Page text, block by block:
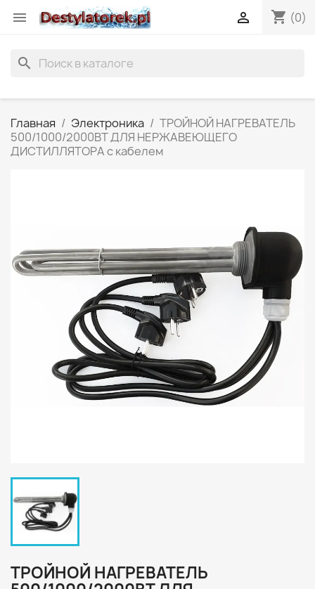
 shopping_cart (0)

search
Главная Электроника
ТРОЙНОЙ НАГРЕВАТЕЛЬ
500/1000/2000ВТ ДЛЯ НЕРЖАВЕЮЩЕГО
ДИСТИЛЛЯТОРА с кабелем
ТРОЙНОЙ НАГРЕВАТЕЛЬ